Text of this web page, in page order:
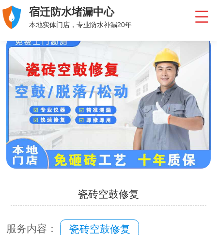
宿迁防水堵漏中心
本地实体门店，专业防水补漏20年
瓷砖空鼓修复
服务内容： 瓷砖空鼓修复